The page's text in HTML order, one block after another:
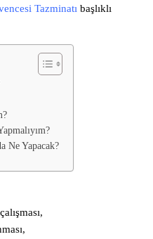
Tazminatı başlıklı
Ne Yapacak?